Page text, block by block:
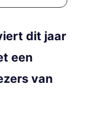
dit jaar
een
van